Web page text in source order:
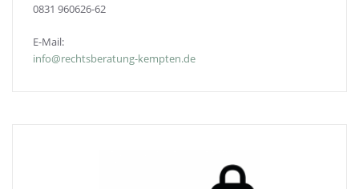
0831 960626-62
E-Mail:
info@rechtsberatung-kempten.de